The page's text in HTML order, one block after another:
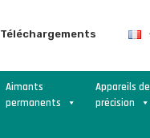
Téléchargements
Aimants
permanents
Appareils de
précision